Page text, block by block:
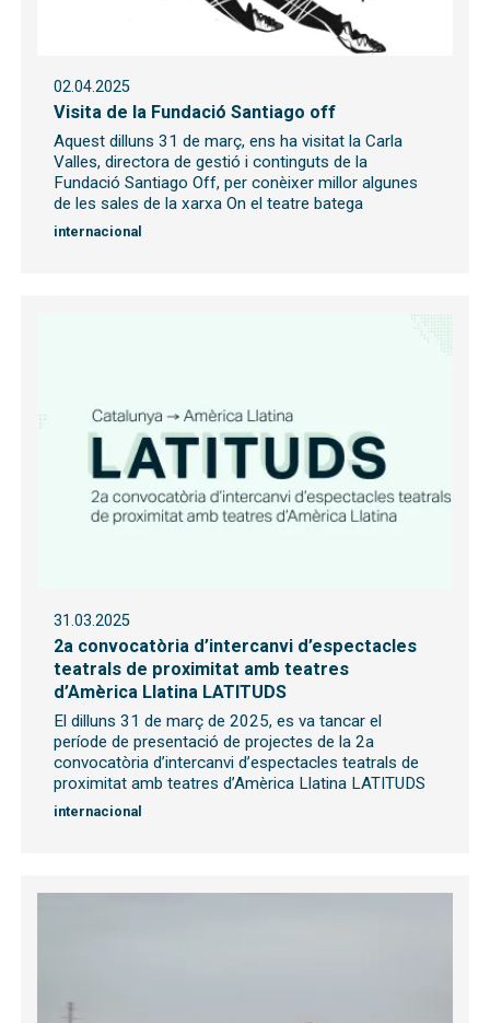
02.04.2025
Visita de la Fundació Santiago off
Aquest dilluns 31 de març, ens ha visitat la Carla
Valles, directora de gestió i continguts de la
Fundació Santiago Off, per conèixer millor algunes
de les sales de la xarxa On el teatre batega
internacional
31.03.2025
2a convocatòria d’intercanvi d’espectacles
teatrals de proximitat amb teatres
d’Amèrica Llatina LATITUDS
El dilluns 31 de març de 2025, es va tancar el
període de presentació de projectes de la 2a
convocatòria d’intercanvi d’espectacles teatrals de
proximitat amb teatres d’Amèrica Llatina LATITUDS
internacional